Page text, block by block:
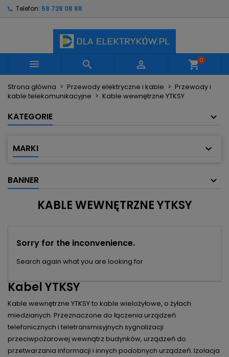
Telefon: 58 728 08 88
   shopping_cart0
Strona główna Przewody elektryczne i kable
Przewody i
kable telekomunikacyjne
Kable wewnętrzne YTKSY
KATEGORIE
MARKI
BANNER
KABLE WEWNĘTRZNE YTKSY
Sorry for the inconvenience.
Search again what you are looking for
Kabel YTKSY
Kable wewnętrzne YTKSY to kable wielożyłowe, o żyłach
miedzianych. Przeznaczone do łączenia urządzeń
telefonicznych i teletransmisyjnych sygnalizacji
przeciwpożarowej wewnątrz budynków, urządzeń do
przetwarzania informacji i innych podobnych urządzeń. Izolacja
Utwórz nową listę
((confirmMessage))
Nazwa listy życzeń
Anuluj Utwórz listę życzeń
Musisz być zalogowany by zapisać produkty na
swojej liście życzeń.
Anuluj Zaloguj się